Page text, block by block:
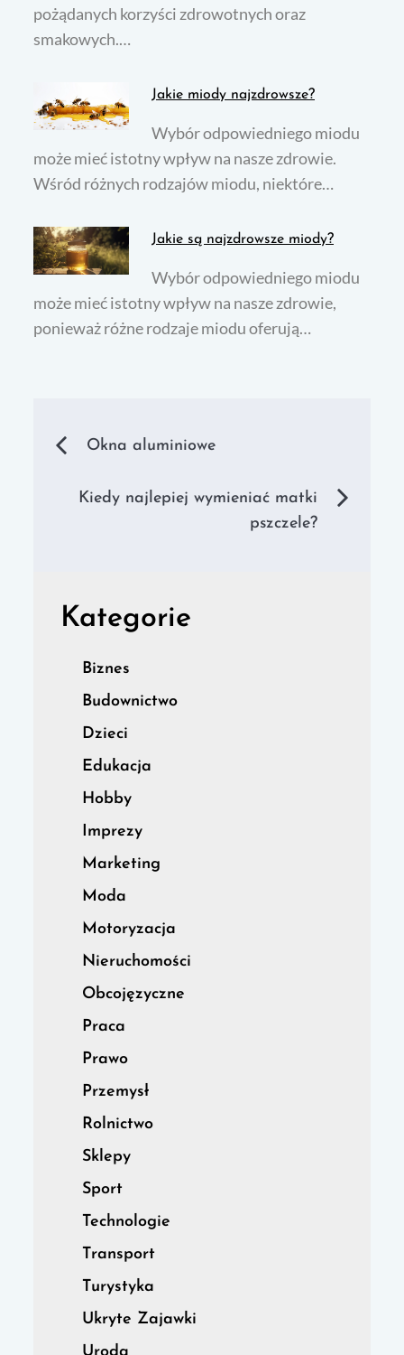
pożądanych korzyści zdrowotnych oraz
smakowych.…
Jakie miody najzdrowsze?
Wybór odpowiedniego miodu
może mieć istotny wpływ na nasze zdrowie.
Wśród różnych rodzajów miodu, niektóre…
Jakie są najzdrowsze miody?
Wybór odpowiedniego miodu
może mieć istotny wpływ na nasze zdrowie,
ponieważ różne rodzaje miodu oferują…
Nawigacja
wpisu
Okna aluminiowe
Kiedy najlepiej wymieniać matki
pszczele?
Kategorie
Biznes
Budownictwo
Dzieci
Edukacja
Hobby
Imprezy
Marketing
Moda
Motoryzacja
Nieruchomości
Obcojęzyczne
Praca
Prawo
Przemysł
Rolnictwo
Sklepy
Sport
Technologie
Transport
Turystyka
Ukryte Zajawki